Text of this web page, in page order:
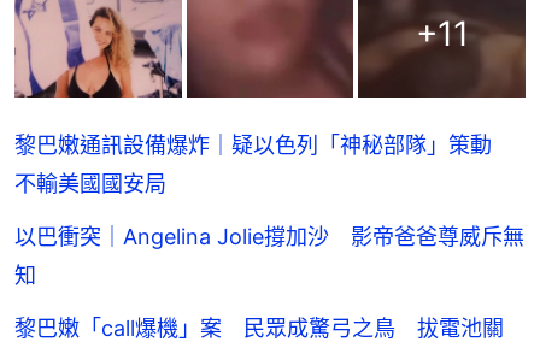
+11
黎巴嫩通訊設備爆炸｜疑以色列「神秘部隊」策動
不輸美國國安局
以巴衝突｜Angelina Jolie撐加沙 影帝爸爸尊威斥無
知
黎巴嫩「call爆機」案 民眾成驚弓之鳥 拔電池關